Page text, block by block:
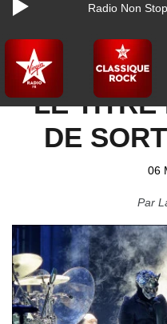
GHOST :
LE TITRE
DE
06
Par
Radio Non Stop